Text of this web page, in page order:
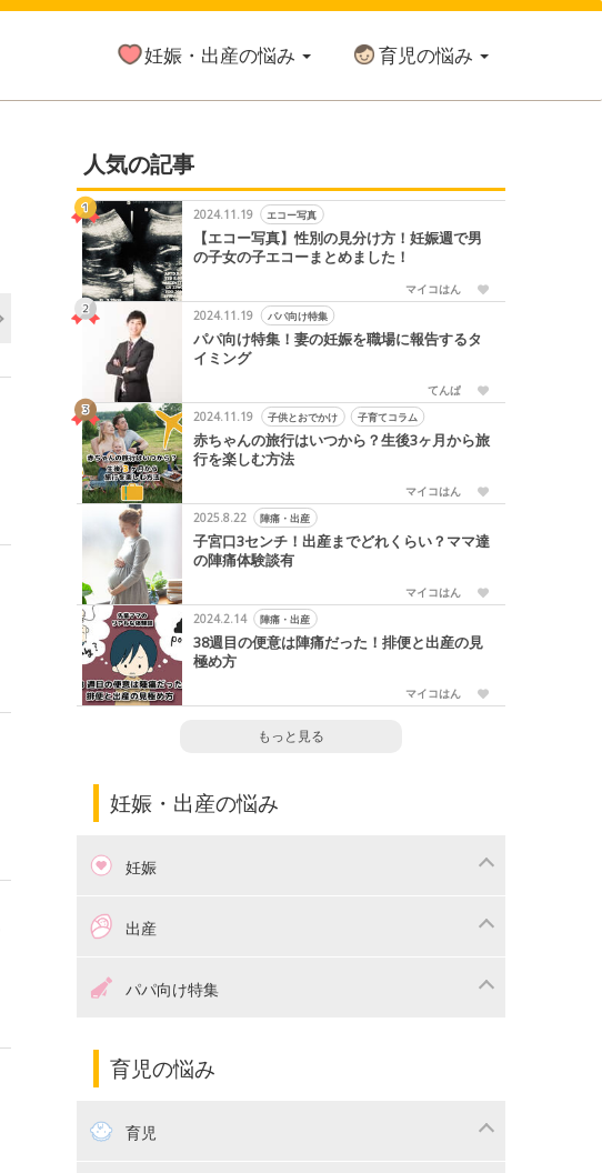
妊娠・出産の悩み 育児の悩み
人気の記事
2024.11.19 エコー写真
【エコー写真】性別の見分け方！妊娠週で男
の子女の子エコーまとめました！
マイコはん
2024.11.19
パパ向け特集
パパ向け特集！妻の妊娠を職場に報告するタ
イミング
てんぱ
2024.11.19
子供とおでかけ 子育てコラム
赤ちゃんの旅行はいつから？生後3ヶ月から旅
行を楽しむ方法
マイコはん
2025.8.22
陣痛・出産
子宮口3センチ！出産までどれくらい？ママ達
の陣痛体験談有
マイコはん
2024.2.14
陣痛・出産
38週目の便意は陣痛だった！排便と出産の見
極め方
マイコはん
もっと見る
妊娠・出産の悩み
妊娠
つわり
妊娠中の食事
出産
出産準備パパ向け特集
パパ向け特集
育児の悩み
育児